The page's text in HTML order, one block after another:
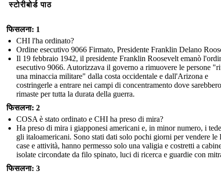
स्टोरीबोर्ड पाठ
फिसलना: 1
CHI l'ha ordinato?
Ordine esecutivo 9066 Firmato, Presidente Franklin Delano
Il 19 febbraio 1942, il presidente Franklin Roosevelt emanò
esecutivo 9066. Autorizzava il governo a rimuovere le persone
una minaccia militare" dalla costa occidentale e dall'Arizona e
costringerle a entrare nei campi di concentramento dove sarebbero
rimaste per tutta la durata della guerra.
फिसलना: 2
COSA è stato ordinato e CHI ha preso di mira?
Ha preso di mira i giapponesi americani e, in minor numero, i
gli italoamericani. Sono stati dati solo pochi giorni per vendere le
case e attività, hanno permesso solo una valigia e costretti a
isolate circondate da filo spinato, luci di ricerca e guardie con
फिसलना: 3